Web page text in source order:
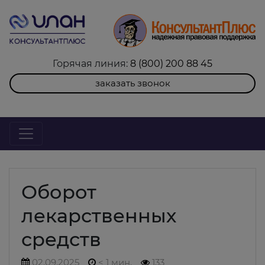
Горячая линия: 8 (800) 200 88 45
заказать звонок
Оборот
лекарственных
средств
02.09.2025 < 1 мин. 133